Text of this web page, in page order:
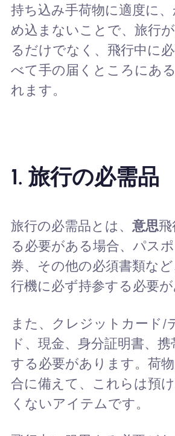
持ち込み手荷物に適度に
め込まないことで、旅行
るだけでなく、飛行中に
べて手の届くところにあ
れます。
1. 旅行の必需品
旅行の必需品とは、 意思飛
る必要がある場合、パス
券、その他の必須書類な
行機に必ず持参する必要が
また、クレジットカード/
ド、現金、身分証明書、
する必要があります。荷
合に備えて、これらは預
くないアイテムです。